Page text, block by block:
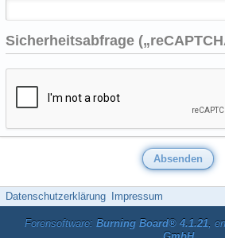
Sicherheitsabfrage
Datenschutzerklärung Impressum
Forensoftware: Burning Board® 4.1.21,